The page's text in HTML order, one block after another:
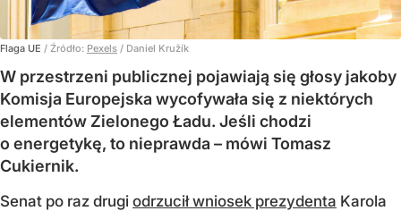
Flaga UE / Źródło: Pexels / Daniel Kružík
W przestrzeni publicznej pojawiają się głosy jakoby
Komisja Europejska wycofywała się z niektórych
elementów Zielonego Ładu. Jeśli chodzi
o energetykę, to nieprawda – mówi Tomasz
Cukiernik.
Senat po raz drugi odrzucił wniosek prezydenta Karola